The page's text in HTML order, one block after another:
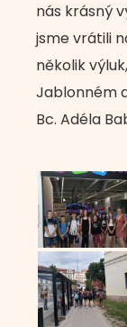
nás krásný
jsme vrátili
několik
Jablonném
Bc. Adéla